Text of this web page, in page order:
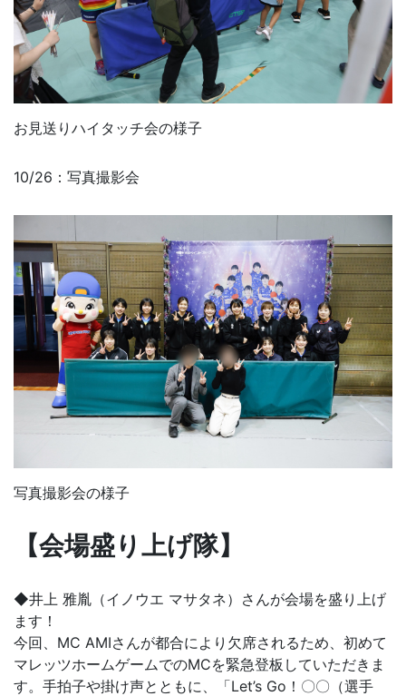
お見送りハイタッチ会の様子
10/26：写真撮影会
写真撮影会の様子
【会場盛り上げ隊】
◆井上 雅胤（イノウエ マサタネ）さんが会場を盛り上げ
ます！
今回、MC AMIさんが都合により欠席されるため、初めて
マレッツホームゲームでのMCを緊急登板していただきま
す。手拍子や掛け声とともに、「Let’s Go！〇〇（選手